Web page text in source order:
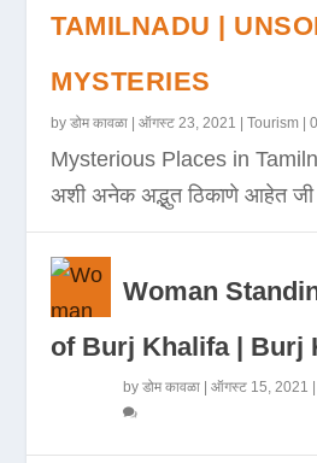
TAMILNADU |
MYSTERIES
byडोम कावळा |ऑगस्ट 23, 2021 |Tourism |
Mysterious Places in
अशी अनेक अद्भुत ठिकाणे आहेत जी
Woman
of Burj Khalifa | Burj
byडोम कावळा |ऑगस्ट 15, 2021